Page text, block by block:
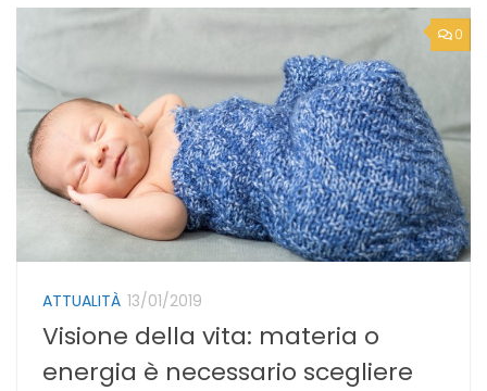
0
ATTUALITÀ 13/01/2019
Visione della vita: materia o
energia è necessario scegliere